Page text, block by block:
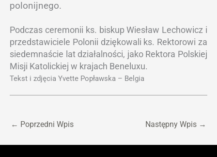
polonijnego.
Podczas ceremonii ks. biskup Wiesław Lechowicz i
przedstawiciele Polonii dziękowali ks. Rektorowi za
siedemnaście lat działalności, jako Rektora Polskiej
Misji Katolickiej w krajach Beneluxu.
Tekst i zdjęcia Yvette Popławska – Belgia
← Poprzedni Wpis Następny Wpis →